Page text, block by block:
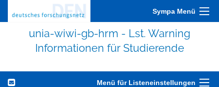
Sympa Menü
unia-wiwi-gb-hrm - Lst. Warning
Informationen für Studierende
Menü für Listeneinstellungen